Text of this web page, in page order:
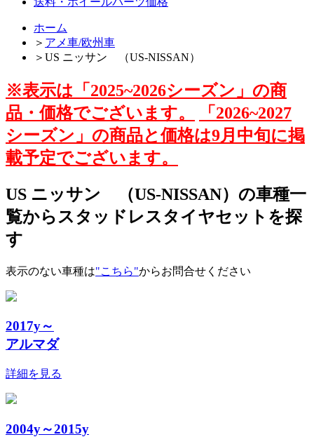
ホーム
＞ アメ車/欧州車
＞ US ニッサン （US-NISSAN）
※表示は「2025~2026シーズン」の商
品・価格でございます。
「2026~2027
シーズン」の商品と価格は9月中旬に掲
載予定でございます。
US ニッサン （US-NISSAN）の車種一
覧からスタッドレスタイヤセットを探
す
表示のない車種は"こちら"からお問合せください
2017y～
アルマダ
詳細を見る
2004y～2015y